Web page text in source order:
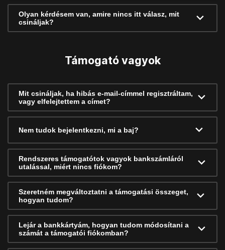
Olyan kérdésem van, amire nincs itt válasz, mit
csináljak?
Támogató vagyok
Mit csináljak, ha hibás e-mail-címmel regisztráltam,
vagy elfelejtettem a címet?
Nem tudok bejelentkezni, mi a baj?
Rendszeres támogatótok vagyok bankszámláról
utalással, miért nincs fiókom?
Szeretném megváltoztatni a támogatási összeget,
hogyan tudom?
Lejár a bankkártyám, hogyan tudom módosítani a
számát a támogatói fiókomban?